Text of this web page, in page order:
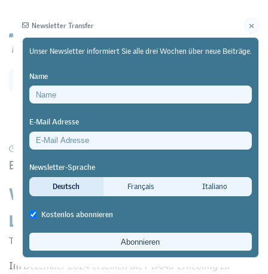
05/11/25 Forschung
BFS-Auswertung auf Basis der PIAAC-Erhebung
Wie geringe Grundkompetenzen das
Leben der Betroffenen erschweren
Transfer
Im Dezember 2024 erschien die PIAAC-Erhebung zu
Newsletter Transfer
Unser Newsletter informiert Sie alle drei Wochen über neue Beiträge.
Name
E-Mail Adresse
Newsletter-Sprache
Deutsch
Français Italiano
Kostenlos abonnieren